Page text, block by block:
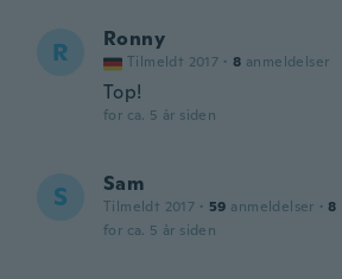
R Ronny
Tilmeldt 2017 · 8 anmeldelser
Top!
for ca. 5 år siden
S Sam
Tilmeldt 2017 · 59 anmeldelser · 8
for ca. 5 år siden